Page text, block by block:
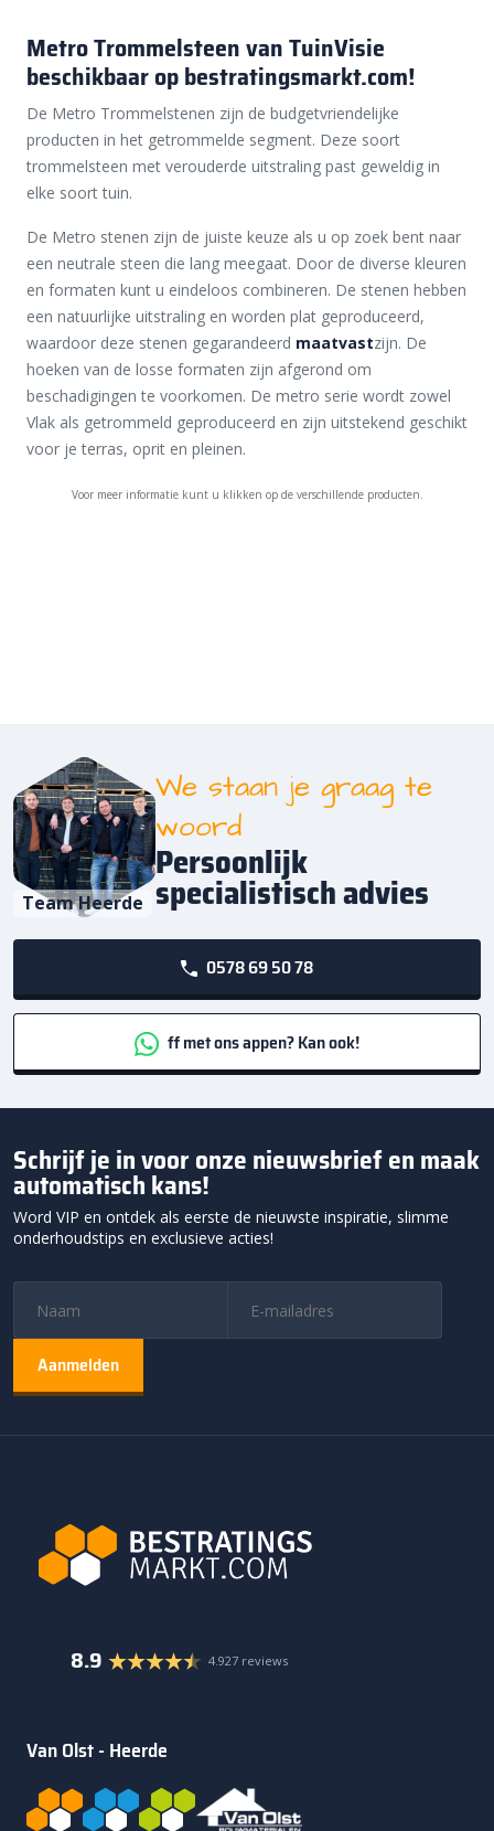
Metro Trommelsteen van TuinVisie
beschikbaar op bestratingsmarkt.com!
De Metro Trommelstenen zijn de budgetvriendelijke
producten in het getrommelde segment. Deze soort
trommelsteen met verouderde uitstraling past geweldig in
elke soort tuin.
De Metro stenen zijn de juiste keuze als u op zoek bent naar
een neutrale steen die lang meegaat. Door de diverse kleuren
en formaten kunt u eindeloos combineren. De stenen hebben
een natuurlijke uitstraling en worden plat geproduceerd,
waardoor deze stenen gegarandeerd maatvastzijn. De
hoeken van de losse formaten zijn afgerond om
beschadigingen te voorkomen. De metro serie wordt zowel
Vlak als getrommeld geproduceerd en zijn uitstekend geschikt
voor je terras, oprit en pleinen.
Voor meer informatie kunt u klikken op de verschillende producten.
Team Heerde
We staan je graag te
woord
Persoonlijk
specialistisch advies
0578 69 50 78
ff met ons appen? Kan ook!
Schrijf je in voor onze nieuwsbrief en maak
automatisch kans!
Word VIP en ontdek als eerste de nieuwste inspiratie, slimme
onderhoudstips en exclusieve acties!
8.9 4.927 reviews
Van Olst - Heerde